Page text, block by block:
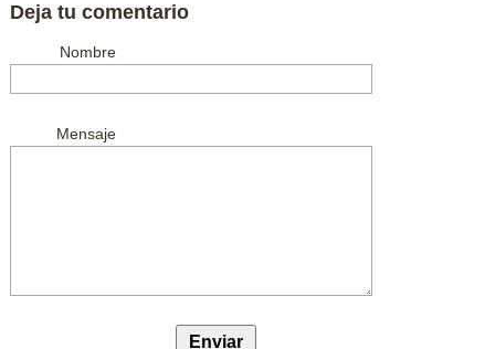
Deja tu comentario
Nombre
Mensaje